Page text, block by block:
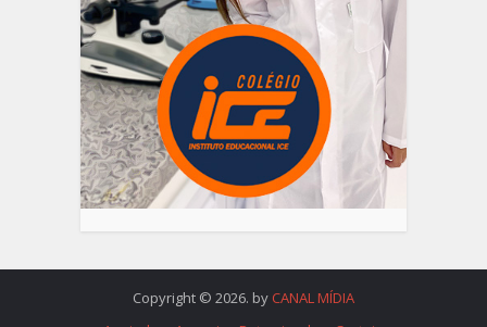
Copyright © 2026. by CANAL MÍDIA